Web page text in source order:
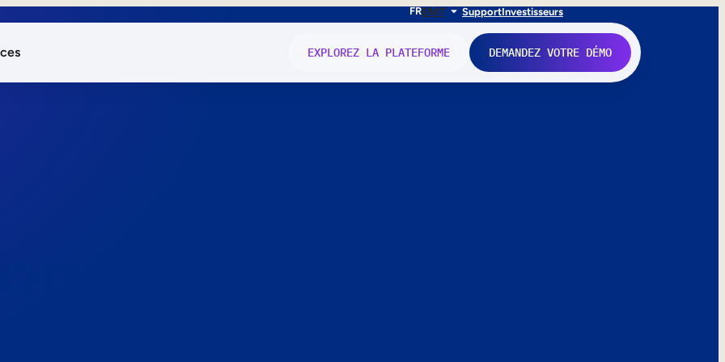
FRENIT SupportInvestisseurs
EXPLOREZ LA PLATEFORME DEMANDEZ VOTRE DÉMO